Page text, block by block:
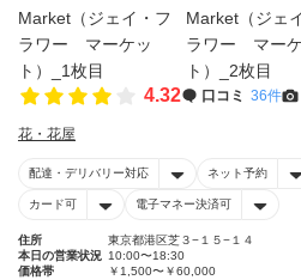
4.32 口コミ 36件
花・花屋
配達・デリバリー対応 ネット予約
カード可 電子マネー決済可
住所
東京都港区芝３−１５−１４
本日の営業状況 10:00〜18:30
価格帯
￥1,500〜￥60,000